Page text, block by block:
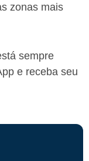
zonas mais
sempre
e receba seu